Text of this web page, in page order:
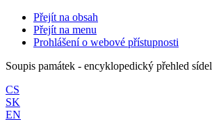
Přejít na obsah
Přejít na menu
Prohlášení o webové přístupnosti
Soupis památek - encyklopedický přehled sídel
CS
SK
EN